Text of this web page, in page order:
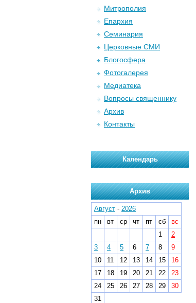
Митрополия
Епархия
Семинария
Церковные СМИ
Блогосфера
Фотогалерея
Медиатека
Вопросы священнику
Архив
Контакты
Календарь
Архив
Август - 2026
пн
вт ср чт пт сб
вс
1
2
3
4 5 6 7 8
9
10
11 12 13 14 15
16
17
18 19 20 21 22
23
24
25 26 27 28 29
30
31